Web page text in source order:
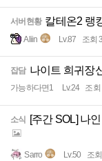
서버현황 칼테온2 랭
Aliin Lv.87 조회
잡담 나이트 희귀장
가능하다면1 Lv.24 조
소식 [주간 SOL] 나
Sarro Lv.50 조